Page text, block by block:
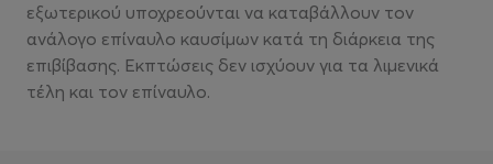
εξωτερικού υποχρεούνται να καταβάλλουν τον
ανάλογο επίναυλο καυσίμων κατά τη διάρκεια της
επιβίβασης. Εκπτώσεις δεν ισχύουν για τα λιμενικά
τέλη και τον επίναυλο.